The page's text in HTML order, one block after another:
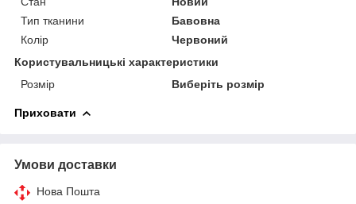
Тип тканини
Бавовна
Колір
Червоний
Користувальницькі характеристики
Розмір
Виберіть розмір
Приховати
Умови доставки
Нова Пошта